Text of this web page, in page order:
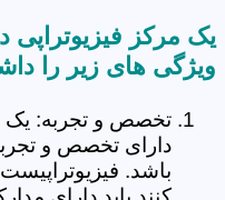
یک مرکز فیزیوتراپی
ویژگی های زیر را
تخصص و تجربه: یک
دارای تخصص و
باشد.